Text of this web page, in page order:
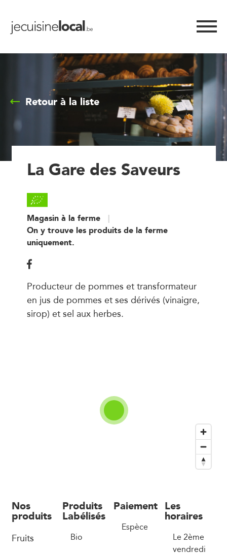
Retour à la liste
La Gare des Saveurs
Magasin à la ferme
On y trouve les produits de la ferme
uniquement.
Producteur de pommes et transformateur
en jus de pommes et ses dérivés (vinaigre,
sirop) et sel aux herbes.
Nos
produits
Fruits
Produits
Labélisés
Bio
Paiement
Espèce
Les
horaires
Le 2ème
vendredi